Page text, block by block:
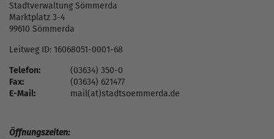
Stadtverwaltung Sömmerda
Marktplatz 3-4
99610 Sömmerda
Leitweg ID: 16068051-0001-68
Telefon:
(03634) 350-0
Fax:
(03634) 621477
E-Mail:
mail(at)stadtsoemmerda.de
Öffnungszeiten: